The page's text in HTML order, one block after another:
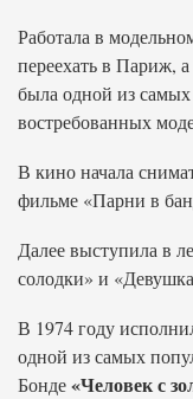
Работала в
переехать в Париж,
была одной из
востребованных
В кино начала
фильме «Парни в
Далее выступила в
солодки» и
В 1974 году
одной из самых
Бонде«Человек с